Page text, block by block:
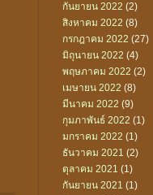
กันยายน 2022 (2)
สิงหาคม 2022 (8)
กรกฎาคม 2022 (27)
มิถุนายน 2022 (4)
พฤษภาคม 2022 (2)
เมษายน 2022 (8)
มีนาคม 2022 (9)
กุมภาพันธ์ 2022 (1)
มกราคม 2022 (1)
ธันวาคม 2021 (2)
ตุลาคม 2021 (1)
กันยายน 2021 (1)